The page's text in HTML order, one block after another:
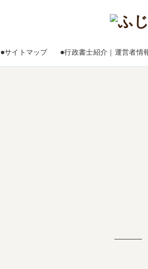
●サイトマップ ●行政書士紹介｜運営者情